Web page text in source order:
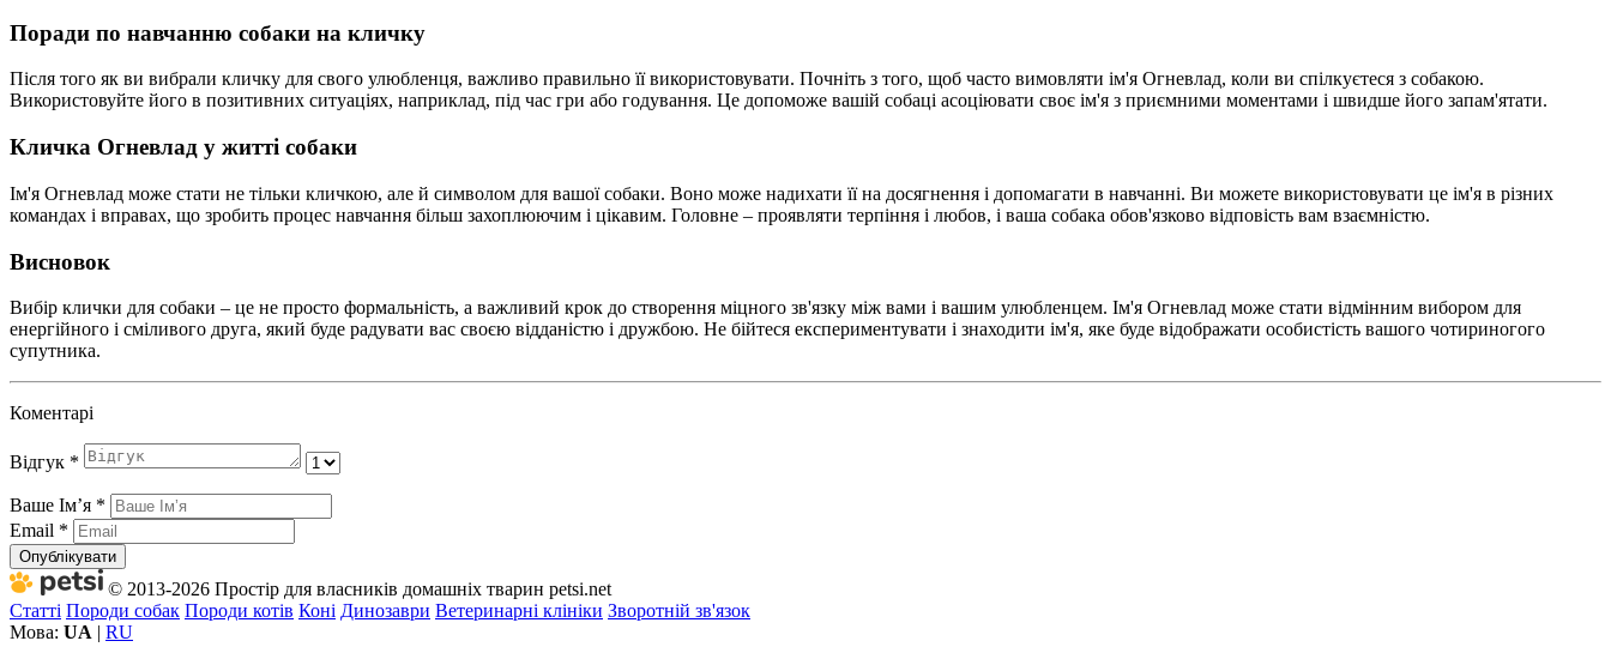
Поради по навчанню собаки на кличку
Після того як ви вибрали кличку для свого улюбленця, важливо правильно її використовувати. Почніть з того, щоб часто вимовляти ім'я Огневлад, коли ви спілкуєтеся з собакою.
Використовуйте його в позитивних ситуаціях, наприклад, під час гри або годування. Це допоможе вашій собаці асоціювати своє ім'я з приємними моментами і швидше його запам'ятати.
Кличка Огневлад у житті собаки
Ім'я Огневлад може стати не тільки кличкою, але й символом для вашої собаки. Воно може надихати її на досягнення і допомагати в навчанні. Ви можете використовувати це ім'я в різних
командах і вправах, що зробить процес навчання більш захоплюючим і цікавим. Головне – проявляти терпіння і любов, і ваша собака обов'язково відповість вам взаємністю.
Висновок
Вибір клички для собаки – це не просто формальність, а важливий крок до створення міцного зв'язку між вами і вашим улюбленцем. Ім'я Огневлад може стати відмінним вибором для
енергійного і сміливого друга, який буде радувати вас своєю відданістю і дружбою. Не бійтеся експериментувати і знаходити ім'я, яке буде відображати особистість вашого чотириногого
супутника.
Коментарі
Відгук *
Ваше Імʼя *
Email *
Опублікувати
© 2013-2026 Простір для власників домашніх тварин petsi.net
Статті Породи собак Породи котів Коні Динозаври Ветеринарні клініки Зворотній зв'язок
Мова: UA | RU